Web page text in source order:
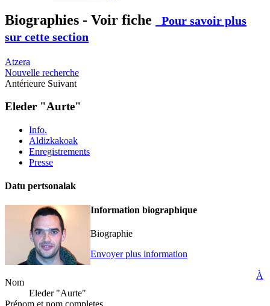
Biographies - Voir fiche
Pour savoir plus
sur cette section
Atzera
Nouvelle recherche
Antérieure Suivant
Eleder "Aurte"
Info.
Aldizkakoak
Enregistrements
Presse
Datu pertsonalak
Nom
Eleder "Aurte"
Prénom et nom completes
Information biographique
Biographie
Envoyer plus information
À